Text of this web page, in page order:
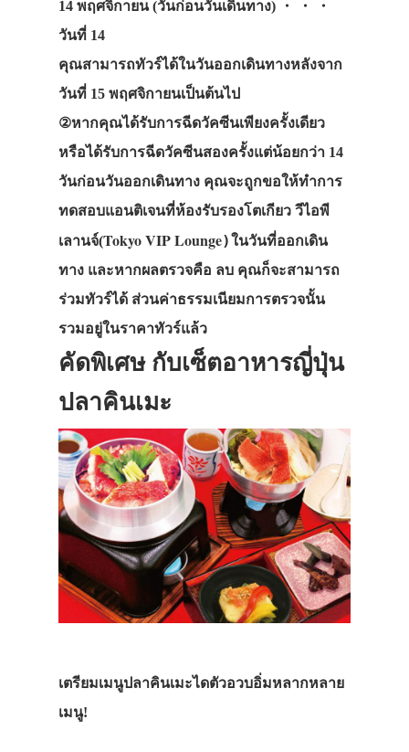
14 พฤศจิกายน (วันก่อนวันเดินทาง) ・ ・ ・
วันที่ 14
คุณสามารถทัวร์ได้ในวันออกเดินทางหลังจาก
วันที่ 15 พฤศจิกายนเป็นต้นไป
②หากคุณได้รับการฉีดวัคซีนเพียงครั้งเดียว
หรือได้รับการฉีดวัคซีนสองครั้งแต่น้อยกว่า 14
วันก่อนวันออกเดินทาง คุณจะถูกขอให้ทำการ
ทดสอบแอนติเจนที่ห้องรับรองโตเกียว วีไอพี
เลานจ์(Tokyo VIP Lounge)ในวันที่ออกเดิน
ทาง และหากผลตรวจคือ ลบ คุณก็จะสามารถ
ร่วมทัวร์ได้ ส่วนค่าธรรมเนียมการตรวจนั้น
รวมอยู่ในราคาทัวร์แล้ว
คัดพิเศษ กับเซ็ตอาหารญี่ปุ่น
ปลาคินเมะ
เตรียมเมนูปลาคินเมะไดตัวอวบอิ่มหลากหลาย
เมนู!